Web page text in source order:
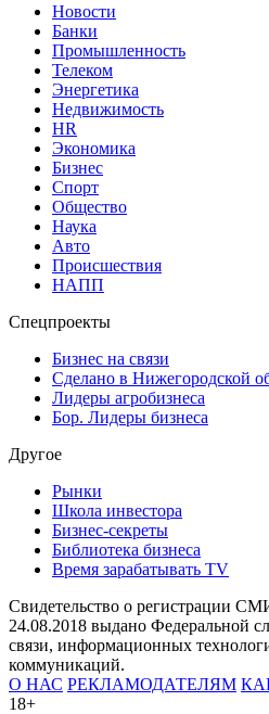
Новости
Банки
Промышленность
Телеком
Энергетика
Недвижимость
HR
Экономика
Бизнес
Спорт
Общество
Наука
Авто
Происшествия
НАПП
Спецпроекты
Бизнес на связи
Сделано в Нижегородской
Лидеры агробизнеса
Бор. Лидеры бизнеса
Другое
Рынки
Школа инвестора
Бизнес-секреты
Библиотека бизнеса
Время зарабатывать TV
Свидетельство о регистрации
24.08.2018 выдано Федеральной
связи, информационных
коммуникаций.
О НАС РЕКЛАМОДАТЕЛЯМ
18+